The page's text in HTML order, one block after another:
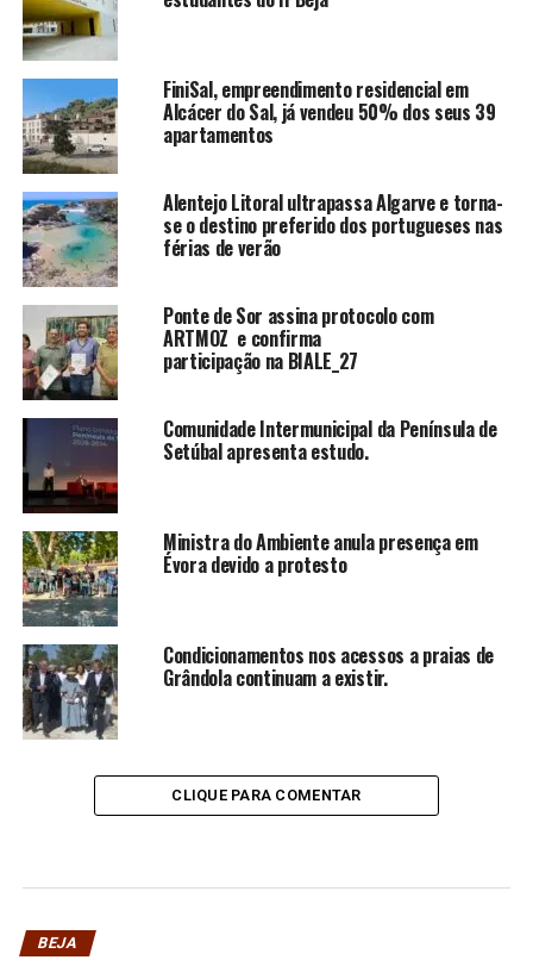
FiniSal, empreendimento residencial em
Alcácer do Sal, já vendeu 50% dos seus 39
apartamentos
Alentejo Litoral ultrapassa Algarve e torna-
se o destino preferido dos portugueses nas
férias de verão
Ponte de Sor assina protocolo com
ARTMOZ e confirma
participação na BIALE_27
Comunidade Intermunicipal da Península de
Setúbal apresenta estudo.
Ministra do Ambiente anula presença em
Évora devido a protesto
Condicionamentos nos acessos a praias de
Grândola continuam a existir.
CLIQUE PARA COMENTAR
BEJA